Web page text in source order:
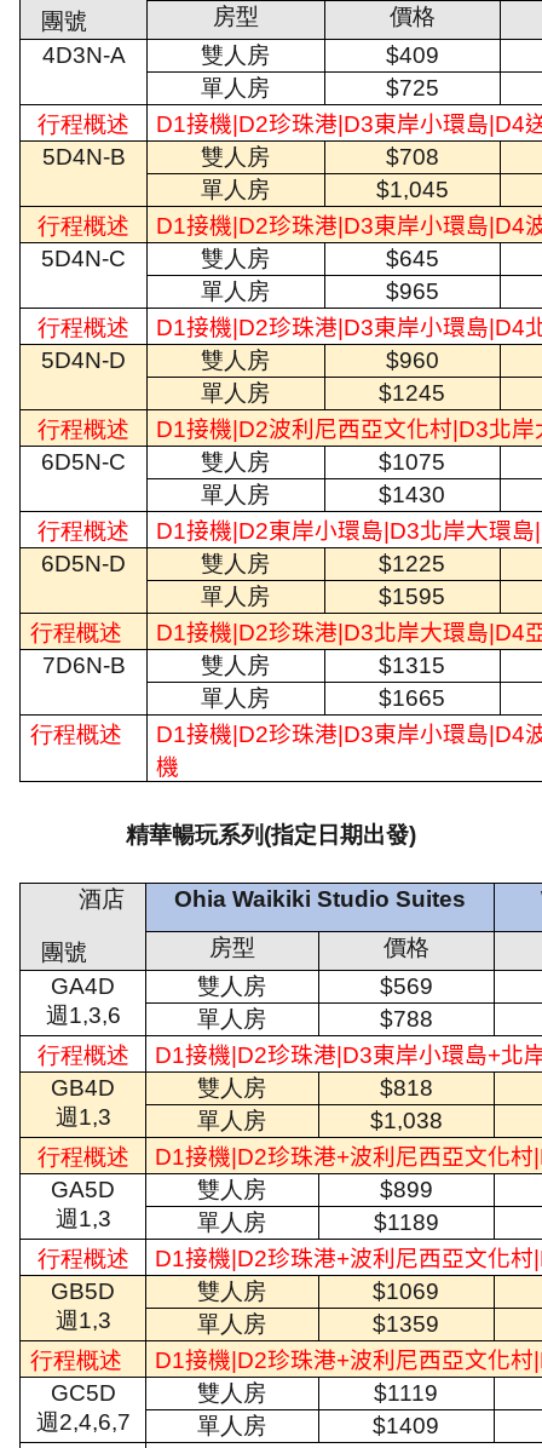
團號
房型
價格
4D3N-A
雙人房
$409
單人房
$725
行程概述
D1接機 |D2珍珠港 |D3東岸小環島 |D4
5D4N-B
雙人房
$708
單人房
$1,045
行程概述
D1接機 |D2珍珠港 |D3東岸小環島 |D4
5D4N-C
雙人房
$645
單人房
$965
行程概述
D1接機 |D2珍珠港 |D3東岸小環島 |D4
5D4N-D
雙人房
$960
單人房
$1245
行程概述
D1接機 |D2波利尼西亞文化村 |D3北岸
6D5N-C
雙人房
$1075
單人房
$1430
行程概述
D1接機 |D2東岸小環島 |D3北岸大環島
6D5N-D
雙人房
$1225
單人房
$1595
行程概述
D1接機 |D2珍珠港 |D3北岸大環島 |D4
7D6N-B
雙人房
$1315
單人房
$1665
行程概述
D1接機 |D2珍珠港 |D3東岸小環島 |D4
機
精華暢玩系列(指定日期出發)
酒店
團號
Ohia Waikiki Studio Suites
房型
價格
GA4D
週1,3,6
雙人房
$569
單人房
$788
行程概述
D1接機 |D2珍珠港 |D3東岸小環島+北
GB4D
週1,3
雙人房
$818
單人房
$1,038
行程概述
D1接機 |D2珍珠港+波利尼西亞文化村
GA5D
週1,3
雙人房
$899
單人房
$1189
行程概述
D1接機 |D2珍珠港+波利尼西亞文化村
GB5D
週1,3
雙人房
$1069
單人房
$1359
行程概述
D1接機 |D2珍珠港+波利尼西亞文化村
GC5D
週2,4,6,7
雙人房
$1119
單人房
$1409